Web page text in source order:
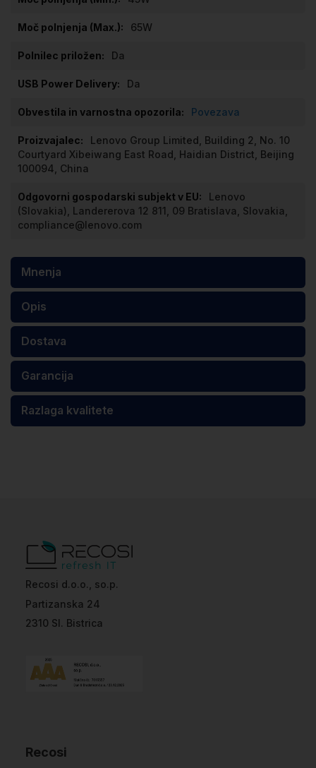
65W
Da
Da
Povezava
Lenovo Group Limited, Building 2, No. 10
Courtyard Xibeiwang East Road, Haidian District, Beijing
100094, China
Lenovo
(Slovakia), Landererova 12 811, 09 Bratislava, Slovakia,
compliance@lenovo.com
Mnenja
Opis
Dostava
Garancija
Razlaga kvalitete
Recosi d.o.o., so.p.
Partizanska 24
2310 Sl. Bistrica
Recosi